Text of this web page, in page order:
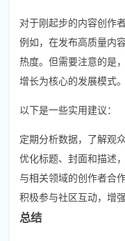
对于刚起步的内容创作
例如，在发布高质量内
热度。但需要注意的是
增长为核心的发展模式。
以下是一些实用建议：
定期分析数据，了解观众
优化标题、封面和描述
与相关领域的创作者合
积极参与社区互动，增
总结